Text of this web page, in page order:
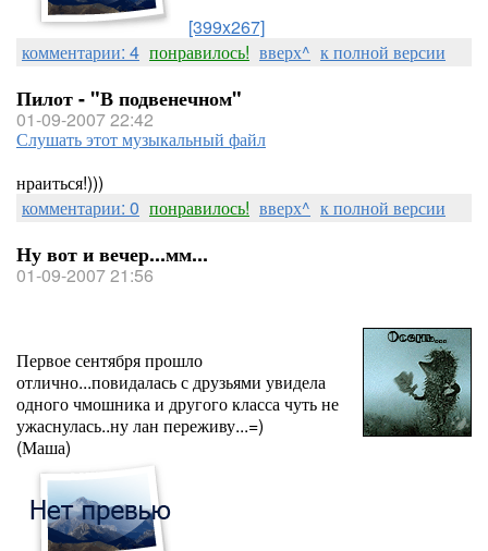
[399x267]
комментарии: 4 понравилось! вверх^ к полной версии
Пилот - "В подвенечном"
01-09-2007 22:42
Слушать этот музыкальный файл
нраиться!)))
комментарии: 0 понравилось! вверх^ к полной версии
Ну вот и вечер...мм...
01-09-2007 21:56
Первое сентября прошло
отлично...повидалась с друзьями увидела
одного чмошника и другого класса чуть не
ужаснулась..ну лан переживу...=)
(Маша)